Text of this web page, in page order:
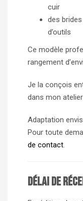
cuir
des
d’outils
Ce modèle
rangement
Je la conçois
dans mon
Adaptation
Pour toute
de contact.
Délai de